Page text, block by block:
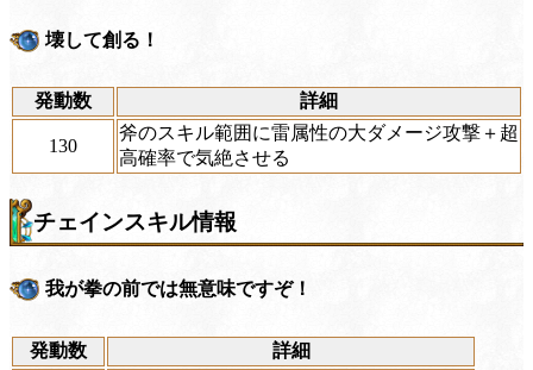
壊して創る！
発動数 詳細
130
斧のスキル範囲に雷属性の大ダメージ攻撃＋超
高確率で気絶させる
チェインスキル情報
我が拳の前では無意味ですぞ！
発動数 詳細